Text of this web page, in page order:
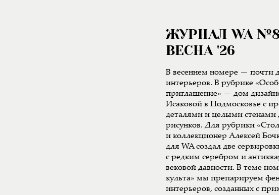
ЖУРНАЛ WA
ВЕСНА '26
В весеннем номере — почти
интерьеров. В рубрике
приглашение» — дом
Исаковой в Подмосковье с
деталями и целыми стенами
рисунков. Для рубрики
и коллекционер Алексей
для WA создал две
с редким серебром и
вековой давности. В теме
культа» мы препарируем
интерьеров, созданных с